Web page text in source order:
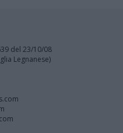
del 23/10/08
Legnanese)